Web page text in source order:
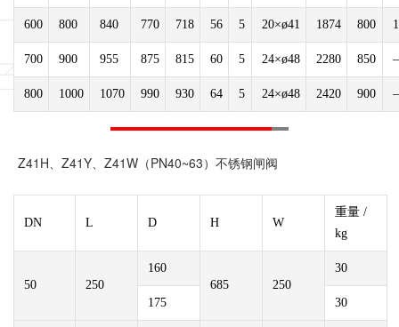
600 800 840 770 718 56 5 20×ø41 1874 800
700 900 955 875 815 60 5 24×ø48 2280 850
800 1000 1070 990 930 64 5 24×ø48 2420 900
Z41H、Z41Y、Z41W（PN40~63）不锈钢闸阀
DN L D H W
重量 /
kg
50 250
160
685
250
30
175 30